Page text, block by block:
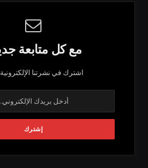
مع كل متابعة
اشترك في نشرتنا الإلكترونية